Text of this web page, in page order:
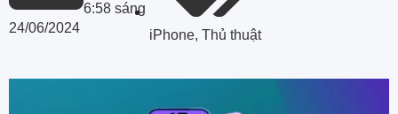
24/06/2024
6:58 sáng
iPhone, Thủ thuật